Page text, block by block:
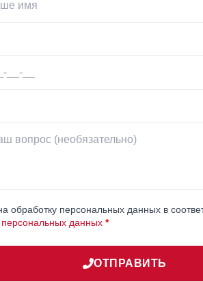
обработку персональных данных в
персональных данных *
ОТПРАВИТЬ